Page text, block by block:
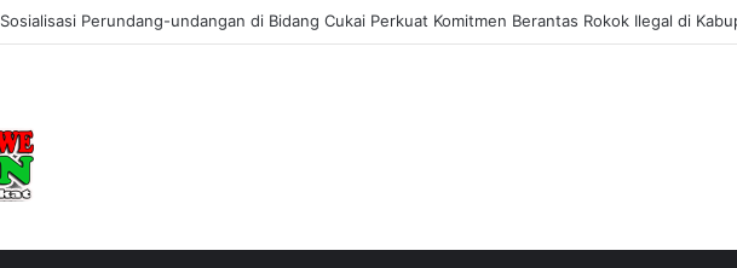
Warung Bambu di Jalan Raya Kerek Terbakar, Kerugian Ditaksir Rp30 Juta